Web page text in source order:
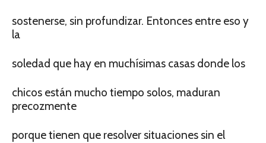
sostenerse, sin profundizar. Entonces entre eso y
la
soledad que hay en muchísimas casas donde los
chicos están mucho tiempo solos, maduran
precozmente
porque tienen que resolver situaciones sin el